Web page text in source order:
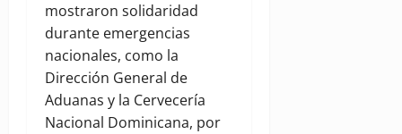
mostraron solidaridad
durante emergencias
nacionales, como la
Dirección General de
Aduanas y la Cervecería
Nacional Dominicana, por